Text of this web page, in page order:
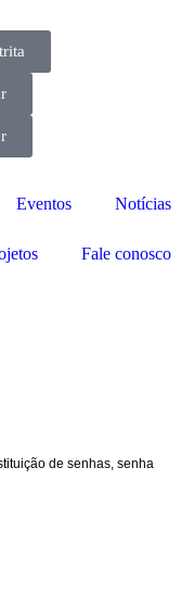
Eventos Notícias
Fale conosco
de senhas, senha